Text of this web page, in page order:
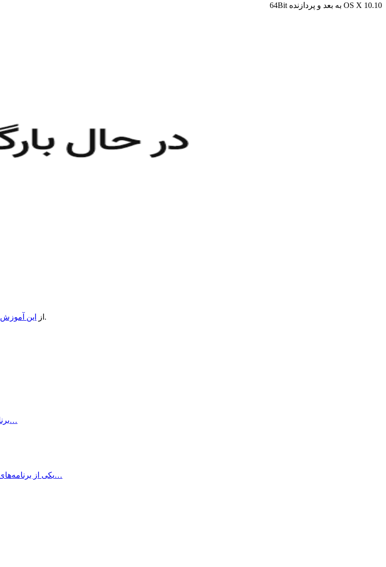
OS X 10.10 به بعد و پردازنده 64Bit
از این آموزش
استفاده کنید.
Typora چیست؟ Typora برنامه‌ای جهت ویرایش و نوشتن یادداشت‌های ساده با داشتن…
Microsoft Office چیست؟ Microsoft Office یکی از برنامه‌های مطرح جهت انجام کار‌های اداری برای…